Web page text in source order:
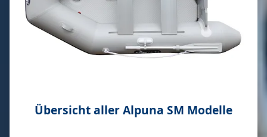
Übersicht aller Alpuna SM Modelle